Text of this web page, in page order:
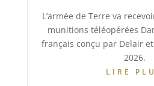
L’armée de Terre va
munitions téléopérées
français conçu par Delair et
2026.
LIRE